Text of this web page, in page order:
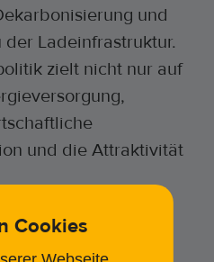
und
Ladeinfrastruktur.
zielt nicht nur auf
und die Attraktivität
ist die
Cookies